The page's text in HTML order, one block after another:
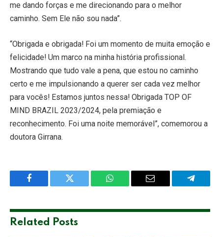
me dando forças e me direcionando para o melhor
caminho. Sem Ele não sou nada”.
“Obrigada e obrigada! Foi um momento de muita emoção e
felicidade! Um marco na minha história profissional.
Mostrando que tudo vale a pena, que estou no caminho
certo e me impulsionando a querer ser cada vez melhor
para vocês! Estamos juntos nessa! Obrigada TOP OF
MIND BRAZIL 2023/2024, pela premiação e
reconhecimento. Foi uma noite memorável”, comemorou a
doutora Girrana.
Facebook Twitter WhatsApp Email
Related Posts